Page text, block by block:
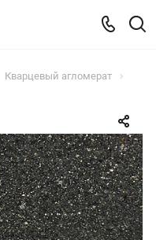
Кварцевый агломерат